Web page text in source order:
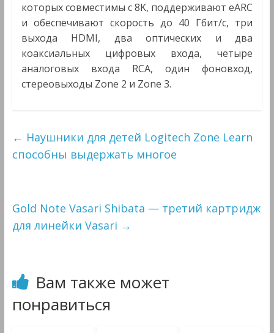
которых совместимы с 8K, поддерживают eARC
и обеспечивают скорость до 40 Гбит/с, три
выхода HDMI, два оптических и два
коаксиальных цифровых входа, четыре
аналоговых входа RCA, один фоновход,
стереовыходы Zone 2 и Zone 3.
← Наушники для детей Logitech Zone Learn
способны выдержать многое
Gold Note Vasari Shibata — третий картридж
для линейки Vasari →
Вам также может
понравиться